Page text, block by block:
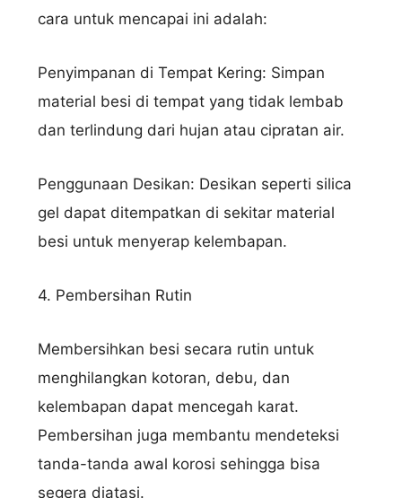
cara untuk mencapai ini adalah:
Penyimpanan di Tempat Kering: Simpan
material besi di tempat yang tidak lembab
dan terlindung dari hujan atau cipratan air.
Penggunaan Desikan: Desikan seperti silica
gel dapat ditempatkan di sekitar material
besi untuk menyerap kelembapan.
4. Pembersihan Rutin
Membersihkan besi secara rutin untuk
menghilangkan kotoran, debu, dan
kelembapan dapat mencegah karat.
Pembersihan juga membantu mendeteksi
tanda-tanda awal korosi sehingga bisa
segera diatasi.